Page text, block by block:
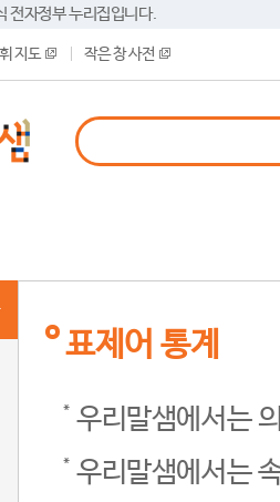
전자정부 누리집입니다.
지도 작은 창 사전
표제어 통계
우리말샘에서는
우리말샘에서는